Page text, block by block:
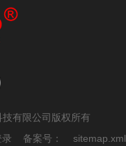
有限公司版权所有
备案号： sitemap.xml